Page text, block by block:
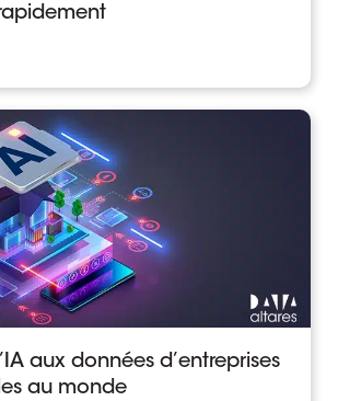
aux données d’entreprises
au monde